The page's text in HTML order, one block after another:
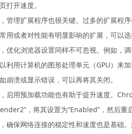
打开速度。
管理扩展程序也很关键。过多的扩展程
用或者对性能有明显影响的扩展，可以
优化浏览器设置同样不可忽视。例如，
利用计算机的图形处理单元（GPU）来
崩溃或显示错误，可以再将其关闭。
启用预加载功能也有助于提升速度。
，将其设置为“Enabled”，然后重
确保网络连接的稳定性和速度也是基础